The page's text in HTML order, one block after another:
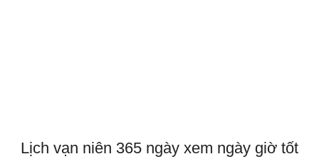
Lịch vạn niên 365 ngày xem ngày giờ tốt